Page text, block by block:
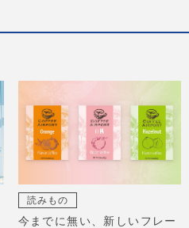
読みもの
今までに無い、新しいフレー